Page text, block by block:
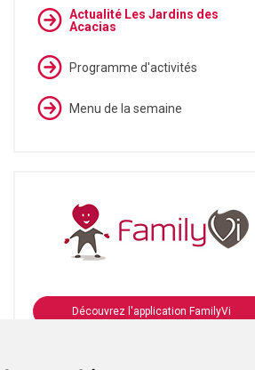
Actualité Les Jardins des
Acacias
Programme d'activités
Menu de la semaine
Découvrez l'application FamilyVi